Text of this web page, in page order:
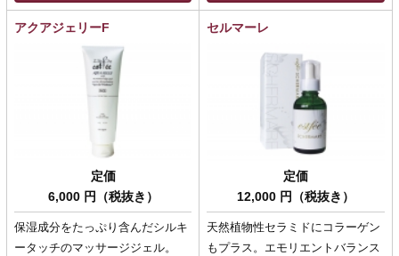
アクアジェリーF セルマーレ
定価
6,000 円（税抜き）
定価
12,000 円（税抜き）
保湿成分をたっぷり含んだシルキ
ータッチのマッサージジェル。
天然植物性セラミドにコラーゲン
もプラス。エモリエントバランス